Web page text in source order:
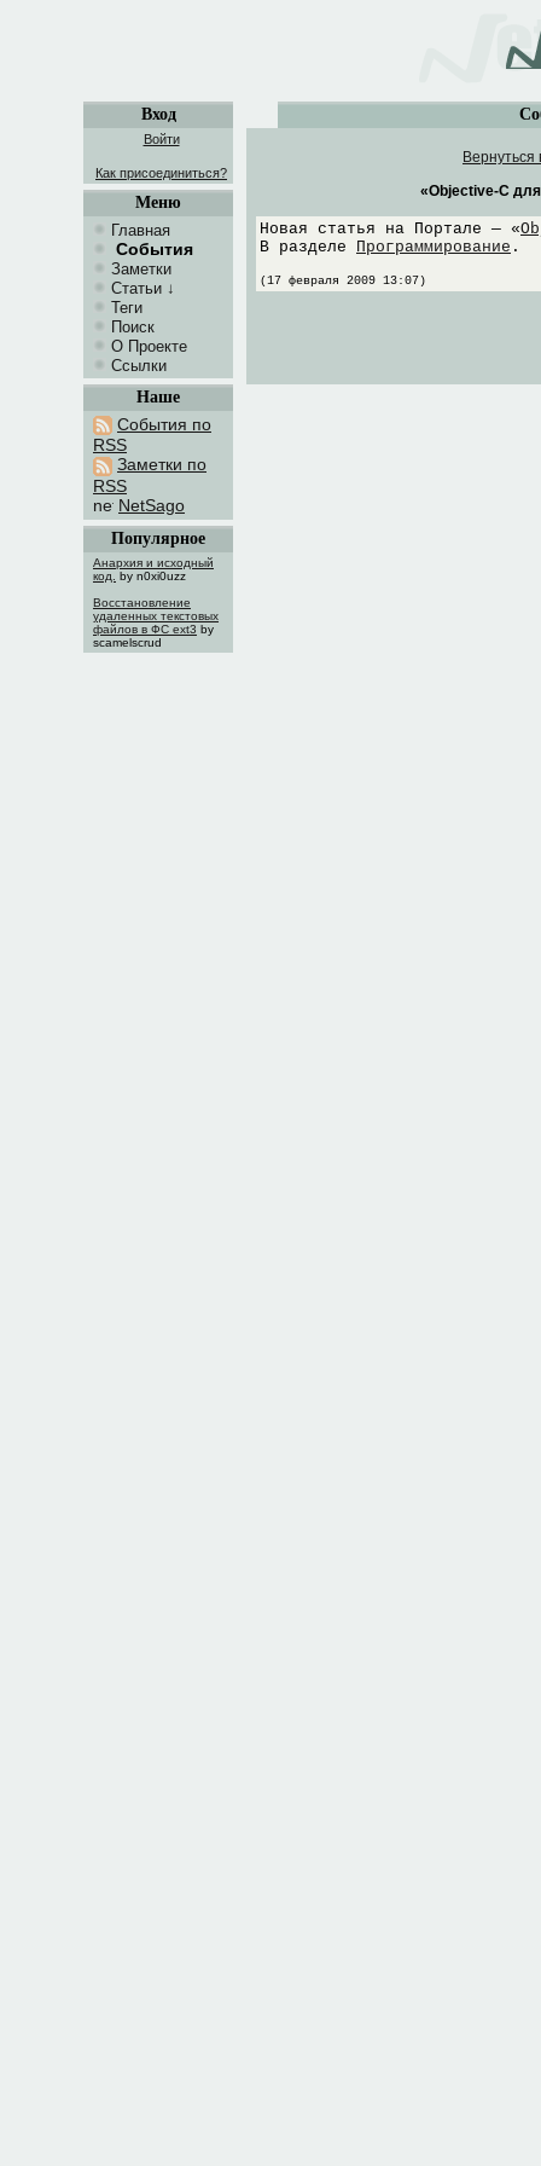
Вход
Войти
Как присоединиться?
Меню
Главная
События
Заметки
Статьи ↓
Теги
Поиск
О Проекте
Ссылки
Наше
События по
RSS
Заметки по
RSS
NetSago
Популярное
Анархия и исходный
код.
by n0xi0uzz
Восстановление
удаленных текстовых
файлов в ФС ext3 by
scamelscrud
Вернуться
«Objective-C
Новая статья на Портале — «
В разделе Программирование .
(17 февраля 2009 13:07)